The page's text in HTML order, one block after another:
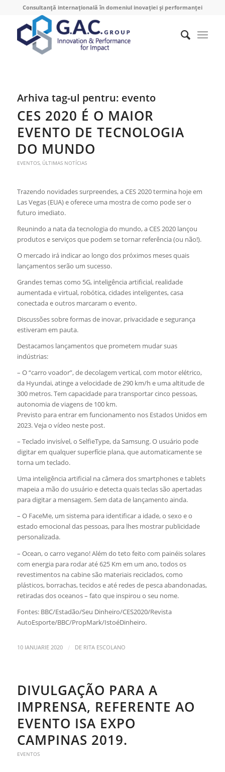
Consultanță internațională în domeniul inovației și performanței
Arhiva tag-ul pentru: evento
CES 2020 É O MAIOR
EVENTO DE TECNOLOGIA
DO MUNDO
EVENTOS, ÚLTIMAS NOTÍCIAS
Trazendo novidades surpreendes, a CES 2020 termina hoje em
Las Vegas (EUA) e oferece uma mostra de como pode ser o
futuro imediato.
Reunindo a nata da tecnologia do mundo, a CES 2020 lançou
produtos e serviços que podem se tornar referência (ou não!).
O mercado irá indicar ao longo dos próximos meses quais
lançamentos serão um sucesso.
Grandes temas como 5G, inteligência artificial, realidade
aumentada e virtual, robótica, cidades inteligentes, casa
conectada e outros marcaram o evento.
Discussões sobre formas de inovar, privacidade e segurança
estiveram em pauta.
Destacamos lançamentos que prometem mudar suas
indústrias:
– O “carro voador”, de decolagem vertical, com motor elétrico,
da Hyundai, atinge a velocidade de 290 km/h e uma altitude de
300 metros. Tem capacidade para transportar cinco pessoas,
autonomia de viagens de 100 km.
Previsto para entrar em funcionamento nos Estados Unidos em
2023. Veja o vídeo neste post.
– Teclado invisível, o SelfieType, da Samsung. O usuário pode
digitar em qualquer superfície plana, que automaticamente se
torna um teclado.
Uma inteligência artificial na câmera dos smartphones e tablets
mapeia a mão do usuário e detecta quais teclas são apertadas
para digitar a mensagem. Sem data de lançamento ainda.
– O FaceMe, um sistema para identificar a idade, o sexo e o
estado emocional das pessoas, para lhes mostrar publicidade
personalizada.
– Ocean, o carro vegano! Além do teto feito com painéis solares
com energia para rodar até 625 Km em um ano, todos os
revestimentos na cabine são materiais reciclados, como
plásticos, borrachas, tecidos e até redes de pesca abandonadas,
retiradas dos oceanos – fato que inspirou o seu nome.
Fontes: BBC/Estadão/Seu Dinheiro/CES2020/Revista
AutoEsporte/BBC/PropMark/IstoéDinheiro.
10 IANUARIE 2020 / DE RITA ESCOLANO
DIVULGAÇÃO PARA A
IMPRENSA, REFERENTE AO
EVENTO ISA EXPO
CAMPINAS 2019.
EVENTOS